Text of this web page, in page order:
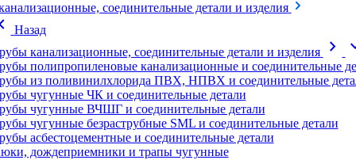
соединительные детали и изделия
Назад
канализационные, соединительные детали и изделия
chevron_right
полипропиленовые канализационные и соединительные
из поливинилхлорида ПВХ, НПВХ и соединительные
чугунные ЧК и соединительные детали
чугунные ВЧШГ и соединительные детали
чугунные безраструбные SML и соединительные детали
асбестоцементные и соединительные детали
дождеприемники и трапы чугунные